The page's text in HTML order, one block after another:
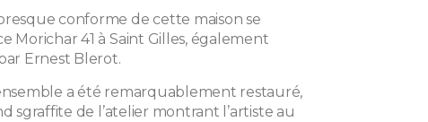
conforme de cette maison se
Morichar 41 à Saint Gilles, également
Ernest Blerot.
a été remarquablement restauré,
sgraffite de l’atelier montrant l’artiste au